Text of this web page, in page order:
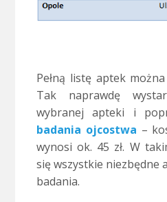
Pełną listę aptek
Tak naprawdę
wybranej apteki i
badania ojcostwa –
wynosi ok. 45 zł. W
się wszystkie niezbędne
badania.